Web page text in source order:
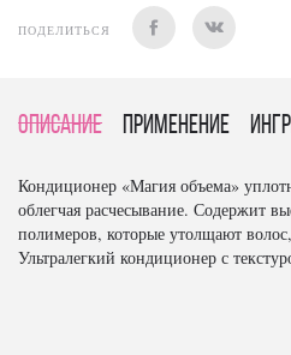
ПОДЕЛИТЬСЯ
Описание Применение
Кондиционер «Магия объема»
облегчая расчесывание. Содержит
полимеров, которые утолщают
Ультралегкий кондиционер с